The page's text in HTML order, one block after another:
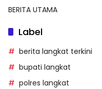
BERITA UTAMA
Label
berita langkat terkini
bupati langkat
polres langkat